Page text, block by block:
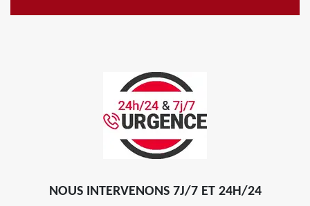
NOUS INTERVENONS 7J/7 ET 24H/24